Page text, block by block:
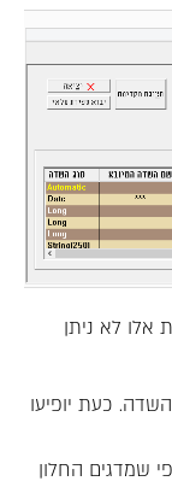
אלו לא ניתן
כעת יופיעו
שמדגים החלון